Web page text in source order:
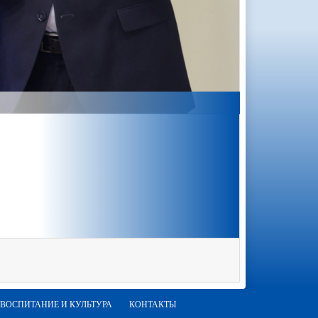
ВОСПИТАНИЕ И КУЛЬТУРА КОНТАКТЫ